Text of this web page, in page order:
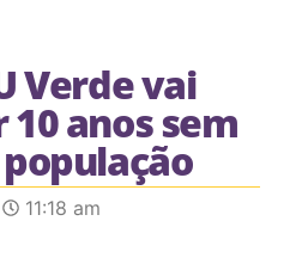
Verde vai
anos sem
11:18 am